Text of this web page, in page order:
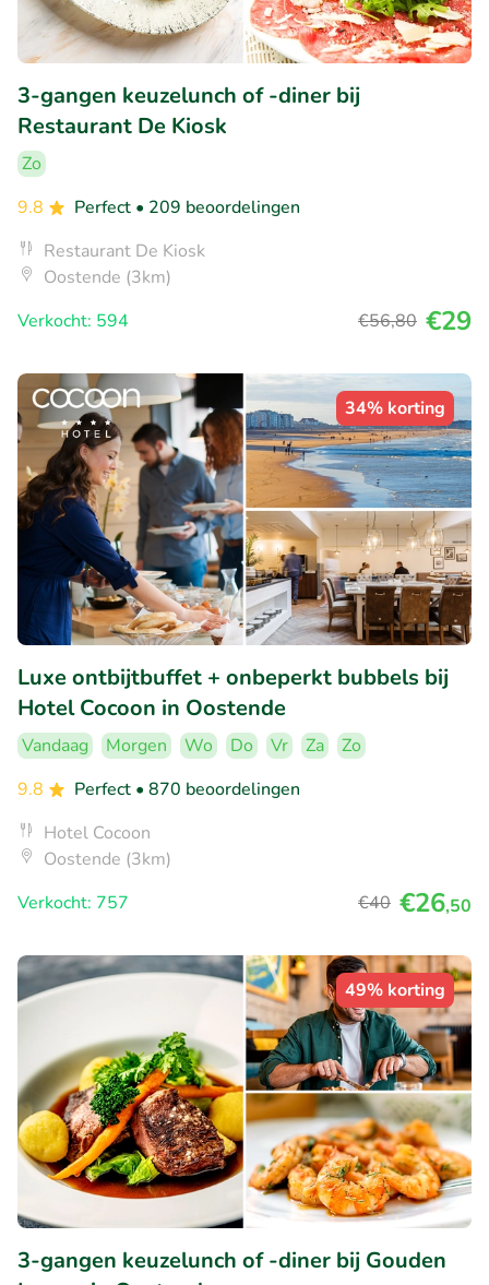
3-gangen keuzelunch of -diner bij
Restaurant De Kiosk
Zo
9.8
Perfect • 209 beoordelingen
Restaurant De Kiosk
Oostende (3km)
Verkocht: 594
€56,80 €29
34% korting
Luxe ontbijtbuffet + onbeperkt bubbels bij
Hotel Cocoon in Oostende
Vandaag Morgen Wo Do Vr Za
Zo
9.8
Perfect • 870 beoordelingen
Hotel Cocoon
Oostende (3km)
Verkocht: 757
€40 €26,50
49% korting
3-gangen keuzelunch of -diner bij Gouden